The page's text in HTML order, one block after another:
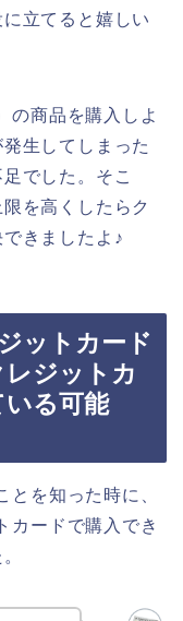
立てると嬉しい
の商品を購入しよ
生してしまった
でした。そこ
を高くしたらク
きましたよ♪
ットカード
ジットカ
いる可能
を知った時に、
カードで購入でき